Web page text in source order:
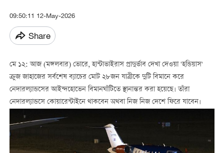
09:50:11 12-May-2026
Share
মে ১২: আজ (মঙ্গলবার) ভোরে, হান্টাভাইরাস প্রাদুর্ভাব দেখা দেওয়া 'হন্ডিয়াস'
ক্রুজ জাহাজের সর্বশেষ ব্যাচের মোট ২৮জন যাত্রীকে দুটি বিমানে করে
নেদারল্যান্ডসের আইন্দহোভেন বিমানঘাঁটিতে স্থানান্তর করা হয়েছে। তাঁরা
নেদারল্যান্ডসে কোয়ারেন্টাইনে থাকবেন অথবা নিজ নিজ দেশে ফিরে যাবেন।